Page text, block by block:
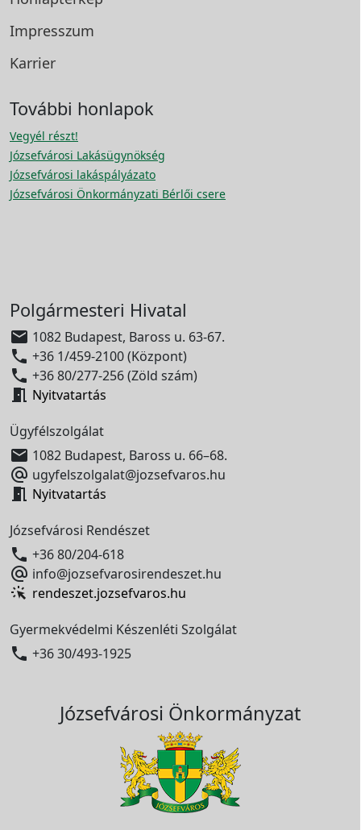
Impresszum
Karrier
További honlapok
Vegyél részt!
Józsefvárosi Lakásügynökség
Józsefvárosi lakáspályázato
Józsefvárosi Önkormányzati Bérlői csere
Polgármesteri Hivatal
 1082 Budapest, Baross u. 63-67.
 +36 1/459-2100 (Központ)
 +36 80/277-256 (Zöld szám)
 Nyitvatartás
Ügyfélszolgálat
 1082 Budapest, Baross u. 66–68.
 ugyfelszolgalat@jozsefvaros.hu
 Nyitvatartás
Józsefvárosi Rendészet
 +36 80/204-618
 info@jozsefvarosirendeszet.hu
rendeszet.jozsefvaros.hu
Gyermekvédelmi Készenléti Szolgálat
 +36 30/493-1925
Józsefvárosi Önkormányzat